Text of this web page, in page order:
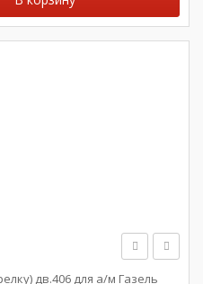
дв.406 для а/м Газель